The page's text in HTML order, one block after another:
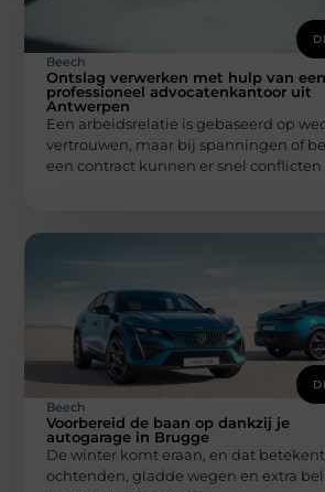
Beech
Ontslag verwerken met hulp van een
professioneel advocatenkantoor uit
Antwerpen
Een arbeidsrelatie is gebaseerd op
vertrouwen, maar bij spanningen of
een contract kunnen er snel conflicten
Beech
Voorbereid de baan op dankzij je
autogarage in Brugge
De winter komt eraan, en dat
ochtenden, gladde wegen en extra